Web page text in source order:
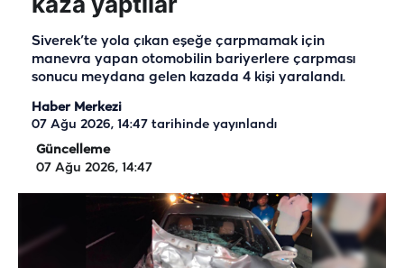
Siverek’te yola çıkan eşeğe çarpmamak için
manevra yapan otomobilin bariyerlere çarpması
sonucu meydana gelen kazada 4 kişi yaralandı.
Haber Merkezi
07 Ağu 2026, 14:47 tarihinde yayınlandı
Güncelleme
07 Ağu 2026, 14:47